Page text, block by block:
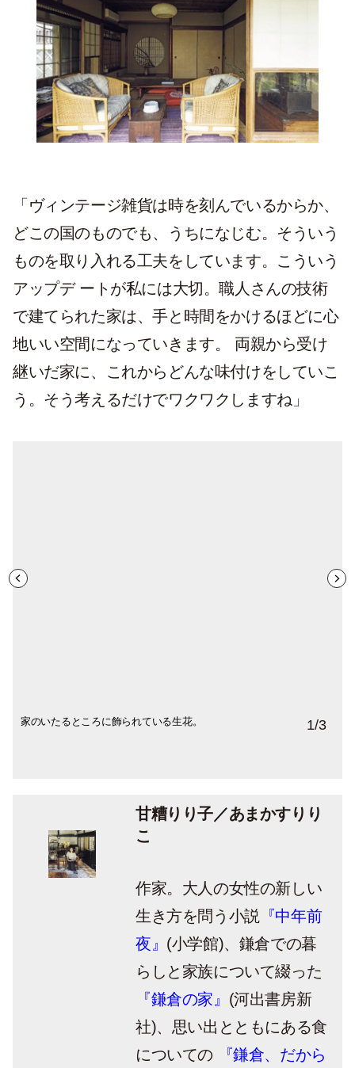
「ヴィンテージ雑貨は時を刻んでいるからか、
どこの国のものでも、うちになじむ。そういう
ものを取り入れる工夫をしています。こういう
アップデ ートが私には大切。職人さんの技術
で建てられた家は、手と時間をかけるほどに心
地いい空間になっていきます。 両親から受け
継いだ家に、これからどんな味付けをしていこ
う。そう考えるだけでワクワクしますね」
家のいたるところに飾られている生花。
「母の教えで、花は買わずに庭に咲いたも
1/3
甘糟りり子／あまかすりり
こ
作家。大人の女性の新しい
生き方を問う小説『中年前
夜』 (小学館)、鎌倉での暮
らしと家族について綴った
『鎌倉の家』 (河出書房新
社)、思い出とともにある食
についての
『鎌倉、だから